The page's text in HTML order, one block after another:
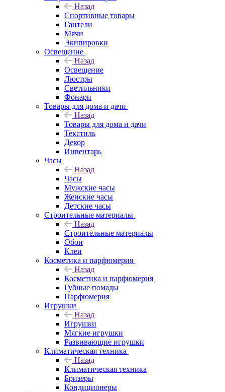
Назад
Спортивные товары
Гантели
Мячи
Экипировки
Освещение
Назад
Освещение
Люстры
Светильники
Фонари
Товары для дома и дачи
Назад
Товары для дома и дачи
Текстиль
Декор
Инвентарь
Часы
Назад
Часы
Мужские часы
Женские часы
Детские часы
Строительные материалы
Назад
Строительные материалы
Обои
Клеи
Косметика и парфюмерия
Назад
Косметика и парфюмерия
Губные помады
Парфюмерия
Игрушки
Назад
Игрушки
Мягкие игрушки
Развивающие игрушки
Климатическая техника
Назад
Климатическая техника
Бризеры
Кондиционеры